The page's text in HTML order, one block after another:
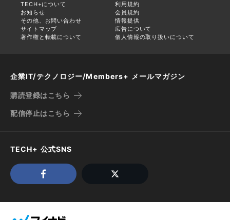
TECH+について
利用規約
お知らせ
会員規約
その他、お問い合わせ
情報提供
サイトマップ
広告について
著作権と転載について
個人情報の取り扱いについて
企業IT/テクノロジー/Members+ メールマガジン
購読登録はこちら
配信停止はこちら
TECH+ 公式SNS